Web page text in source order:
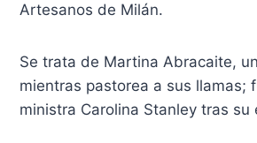
Artesanos de Milán.
Se trata de Martina Abracaite,
mientras pastorea a sus llamas;
ministra Carolina Stanley tras su